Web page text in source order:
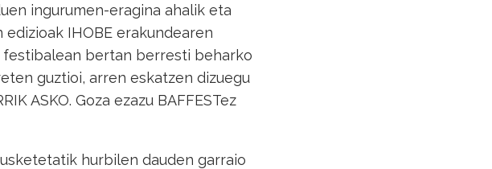
ingurumen-eragina ahalik eta
IHOBE erakundearen
festibalean bertan berresti beharko
guztioi, arren eskatzen dizuegu
ASKO. Goza ezazu BAFFESTez
hurbilen dauden garraio